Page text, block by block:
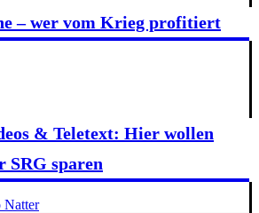
– wer vom Krieg profitiert
& Teletext: Hier wollen
SRG sparen
Natter